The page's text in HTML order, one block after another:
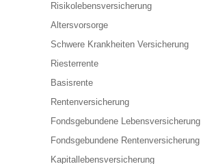
Risikolebensversicherung
Altersvorsorge
Schwere Krankheiten Versicherung
Riesterrente
Basisrente
Rentenversicherung
Fondsgebundene Lebensversicherung
Fondsgebundene Rentenversicherung
Kapitallebensversicherung